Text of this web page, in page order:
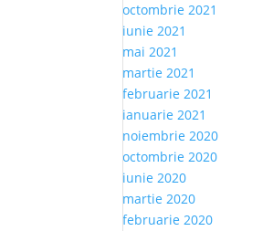
octombrie 2021
iunie 2021
mai 2021
martie 2021
februarie 2021
ianuarie 2021
noiembrie 2020
octombrie 2020
iunie 2020
martie 2020
februarie 2020